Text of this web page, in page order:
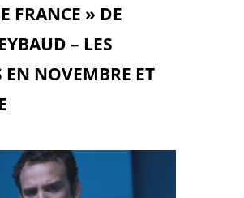
FRANCE » DE
– LES
EN NOVEMBRE ET